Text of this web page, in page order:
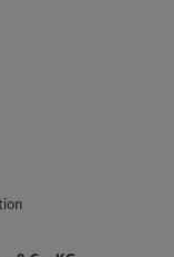
ist
von insgesamt
umfasst Bremen,
Sachsen-Anhalt,